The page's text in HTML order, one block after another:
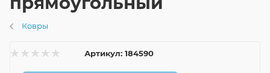
Ковры
Артикул: 184590